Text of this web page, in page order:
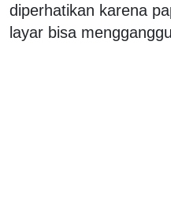
diperhatikan karena
layar bisa